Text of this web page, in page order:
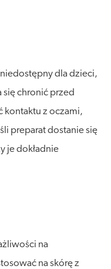
dla dzieci,
chronić przed
kontaktu z oczami,
preparat dostanie się
je dokładnie
na
na skórę z